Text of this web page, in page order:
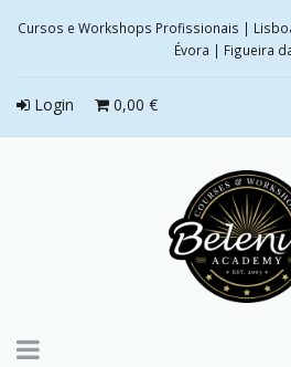
Cursos e Workshops Profissionais |
Évora | Figueira
Login 0,00 €
Toggle